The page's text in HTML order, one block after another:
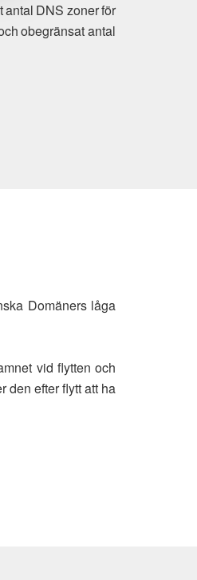
antal DNS zoner för
obegränsat antal
Domäners låga
vid flytten och
den efter flytt att ha